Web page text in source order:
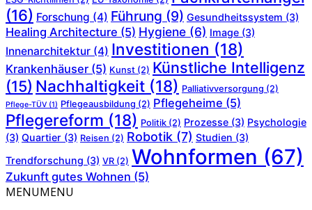
(16) Forschung (4) Führung (9) Gesundheitssystem (3)
Healing Architecture (5) Hygiene (6) Image (3)
Innenarchitektur (4) Investitionen (18)
Krankenhäuser (5) Kunst (2) Künstliche Intelligenz
(15) Nachhaltigkeit (18) Palliativversorgung (2)
Pflege-TÜV (1) Pflegeausbildung (2) Pflegeheime (5)
Pflegereform (18) Politik (2) Prozesse (3) Psychologie
(3) Quartier (3) Reisen (2) Robotik (7) Studien (3)
Trendforschung (3) VR (2) Wohnformen (67)
Zukunft gutes Wohnen (5)
MENUMENU